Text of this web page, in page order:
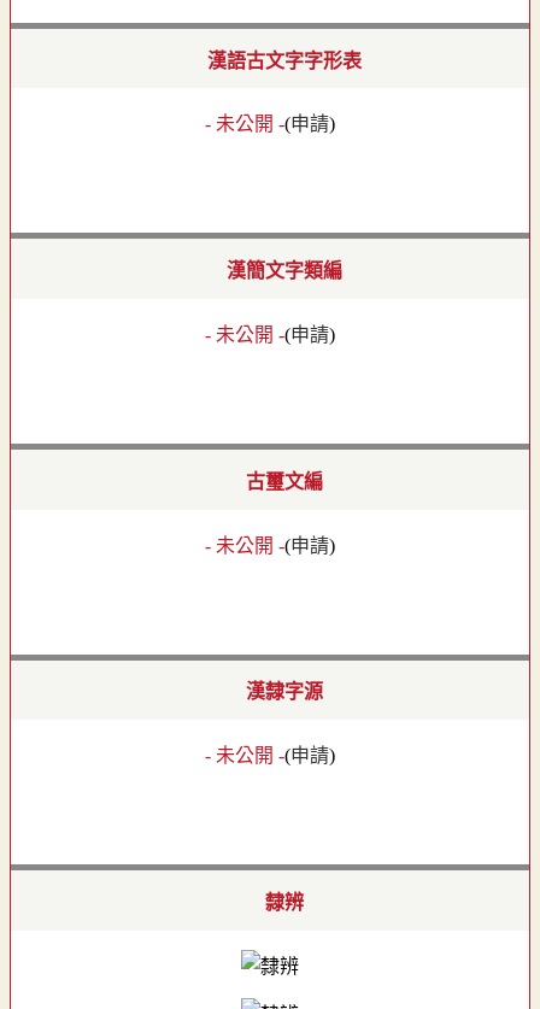
漢語古文字字形表
- 未公開 -(申請)
漢簡文字類編
- 未公開 -(申請)
古璽文編
- 未公開 -(申請)
漢隸字源
- 未公開 -(申請)
隸辨